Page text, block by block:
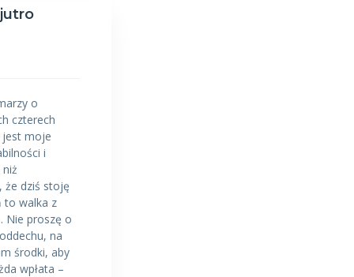
o
czterech
jest moje
i
że dziś stoję
to walka z
Nie proszę o
na
środki, aby
wpłata –